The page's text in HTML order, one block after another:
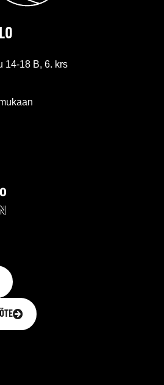
14-18 B, 6. krs